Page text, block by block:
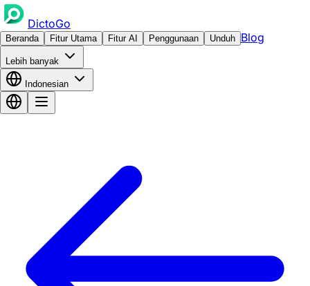
DictoGo
Beranda Fitur Utama Fitur AI Penggunaan Unduh Blog
Lebih banyak
Indonesian